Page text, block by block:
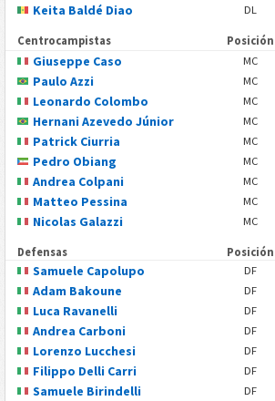
Keita Baldé Diao
DL
Centrocampistas Posición
Giuseppe Caso MC
Paulo Azzi
MC
Leonardo Colombo
MC
Hernani Azevedo Júnior
MC
Patrick Ciurria
MC
Pedro Obiang
MC
Andrea Colpani
MC
Matteo Pessina
MC
Nicolas Galazzi
MC
Defensas Posición
Samuele Capolupo DF
Adam Bakoune
DF
Luca Ravanelli
DF
Andrea Carboni
DF
Lorenzo Lucchesi
DF
Filippo Delli Carri
DF
Samuele Birindelli
DF